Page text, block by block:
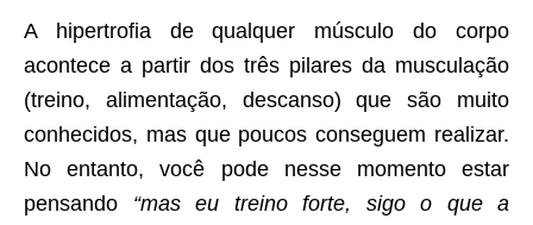
A hipertrofia de qualquer músculo do corpo
acontece a partir dos três pilares da musculação
(treino, alimentação, descanso) que são muito
conhecidos, mas que poucos conseguem realizar.
No entanto, você pode nesse momento estar
pensando “mas eu treino forte, sigo o que a